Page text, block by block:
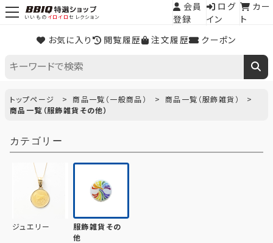
いいものイロイロセレクション
お気に入り 閲覧履歴 注文履歴 クーポン
会員
登録
ログ
イン
カー
ト
トップページ 商品一覧（一般商品）
商品一覧（服飾雑貨）
商品一覧（服飾雑貨その他）
カテゴリー
ジュエリー
服飾雑貨その
他